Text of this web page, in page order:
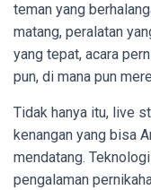
teman yang
matang, peralatan
yang tepat, acara
pun, di mana pun
Tidak hanya itu, live
kenangan yang bisa
mendatang.
pengalaman